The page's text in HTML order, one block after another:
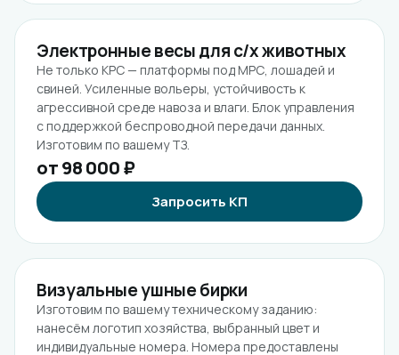
Электронные весы для с/х животных
Не только КРС — платформы под МРС, лошадей и
свиней. Усиленные вольеры, устойчивость к
агрессивной среде навоза и влаги. Блок управления
с поддержкой беспроводной передачи данных.
Изготовим по вашему ТЗ.
от 98 000 ₽
Запросить КП
Визуальные ушные бирки
Изготовим по вашему техническому заданию:
нанесём логотип хозяйства, выбранный цвет и
индивидуальные номера. Номера предоставлены